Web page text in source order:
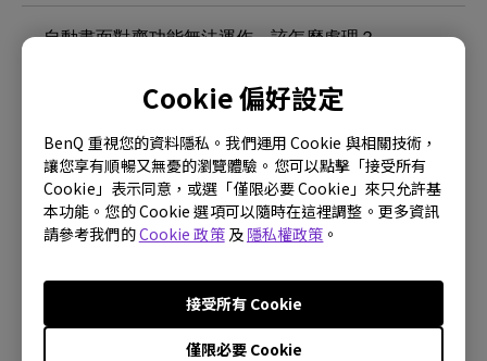
Cookie 偏好設定
BenQ 重視您的資料隱私。我們運用 Cookie 與相關技術，
讓您享有順暢又無憂的瀏覽體驗。您可以點擊「接受所有
Cookie」表示同意，或選「僅限必要 Cookie」來只允許基
本功能。您的 Cookie 選項可以隨時在這裡調整。更多資訊
請參考我們的Cookie 政策及 隱私權政策 。
僅限必要 Cookie
接受所有 Cookie
自動畫面對齊功能無法運作，該怎麼處理？
投影機支援第三方 Wi-Fi 無線網卡嗎？| 投影機
投影機在待機模式下會變熱。我該如何解決這個問
題？ | 投影機
投影機是否有像我的電視一樣支援被動偏光眼鏡觀
看藍光 3D 電影的？ | 投影機